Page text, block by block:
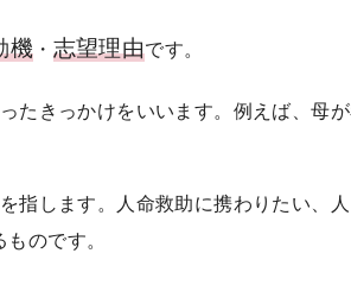
機 ・ 志望理由です。
たきっかけをいいます。例えば、母
指します。人命救助に携わりたい、
のです。